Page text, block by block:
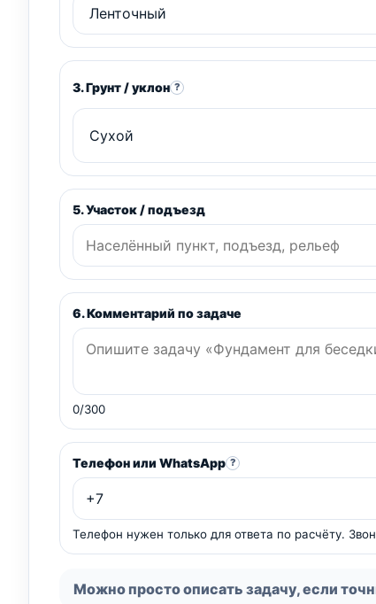
3. Грунт / уклон ?
5. Участок / подъезд
6. Комментарий по задаче
0/300
Телефон или WhatsApp ?
Телефон нужен только для ответа по расчёту.
Можно просто описать задачу, если